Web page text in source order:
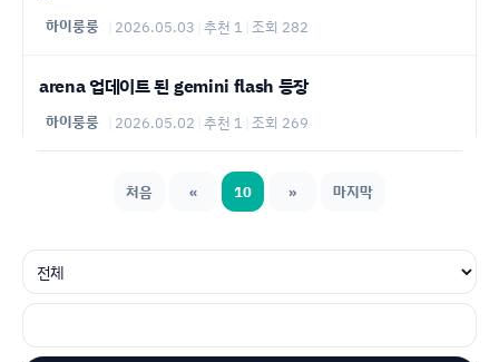
하이룽룽 2026.05.03 추천 1 조회 282
arena 업데이트 된 gemini flash 등장
하이룽룽 2026.05.02 추천 1 조회 269
처음 « 10 » 마지막